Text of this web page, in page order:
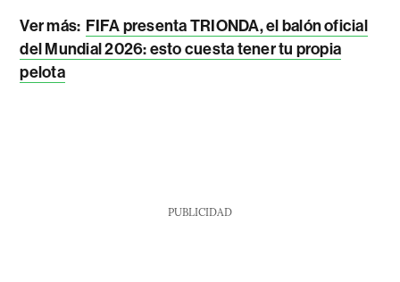
Ver más: FIFA presenta TRIONDA, el balón oficial
del Mundial 2026: esto cuesta tener tu propia
pelota
PUBLICIDAD